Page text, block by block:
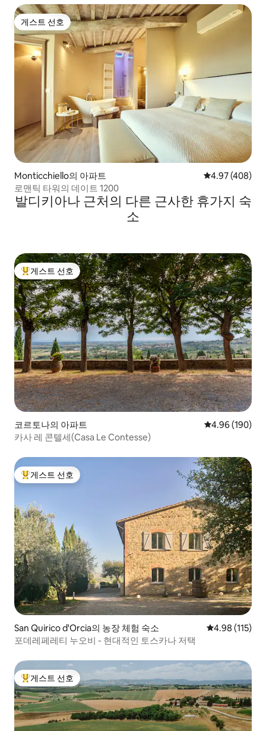
게스트 선호
게스트 선호
Monticchiello의 아파트 평점 4.97점(5
4.97 (408)
로맨틱 타워의 데이트 1200
발디키아나 근처의 다른 근사한 휴가지 숙
소
상위 게스트 선호
게스트 선호
코르토나의 아파트 평점 4.96점(5
4.96 (190)
카사 레 콘텔세(Casa Le Contesse)
상위 게스트 선호
게스트 선호
San Quirico d'Orcia의 농장 체험 숙소 평점 4.98점(5
4.98 (115)
포데레페레티 누오비 - 현대적인 토스카나 저택
상위 게스트 선호
게스트 선호